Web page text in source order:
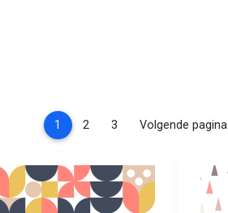
1 (current)
2 3 Volgende pagina